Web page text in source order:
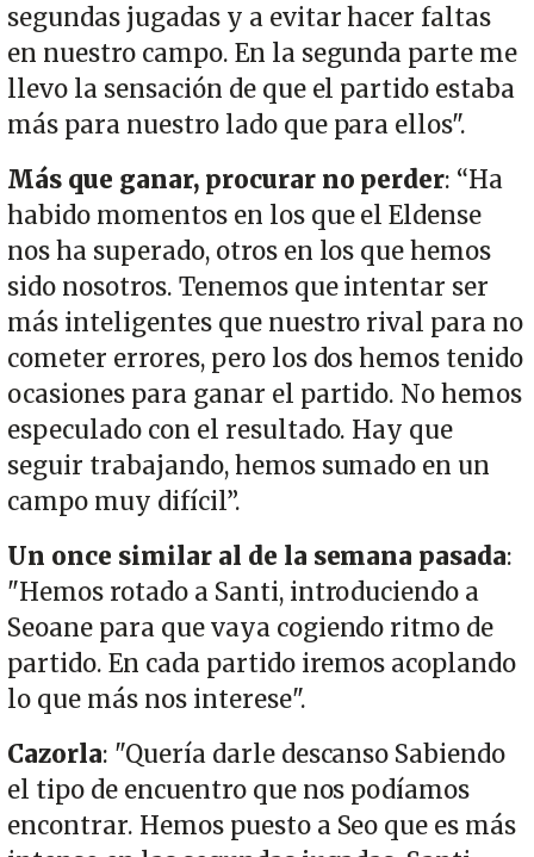
segundas jugadas y a evitar hacer faltas
en nuestro campo. En la segunda parte me
llevo la sensación de que el partido estaba
más para nuestro lado que para ellos".
Más que ganar, procurar no perder: “Ha
habido momentos en los que el Eldense
nos ha superado, otros en los que hemos
sido nosotros. Tenemos que intentar ser
más inteligentes que nuestro rival para no
cometer errores, pero los dos hemos tenido
ocasiones para ganar el partido. No hemos
especulado con el resultado. Hay que
seguir trabajando, hemos sumado en un
campo muy difícil”.
Un once similar al de la semana pasada:
"Hemos rotado a Santi, introduciendo a
Seoane para que vaya cogiendo ritmo de
partido. En cada partido iremos acoplando
lo que más nos interese".
Cazorla: "Quería darle descanso Sabiendo
el tipo de encuentro que nos podíamos
encontrar. Hemos puesto a Seo que es más